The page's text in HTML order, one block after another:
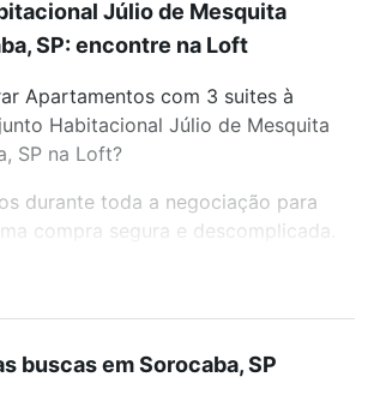
Júlio de Mesquita
SP: encontre na Loft
Apartamentos com 3 suites à
Habitacional Júlio de Mesquita
SP na Loft?
durante toda a negociação para
compra segura e descomplicada.
aqui você vai encontrar a
com 3 suites à venda
conquistar seu sonho. Agende
buscas em Sorocaba, SP